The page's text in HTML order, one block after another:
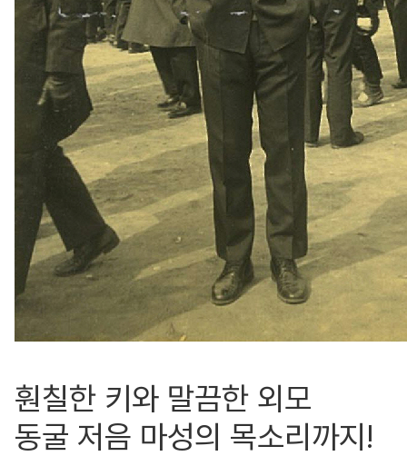
훤칠한 키와 말끔한 외모
동굴 저음 마성의 목소리까지!